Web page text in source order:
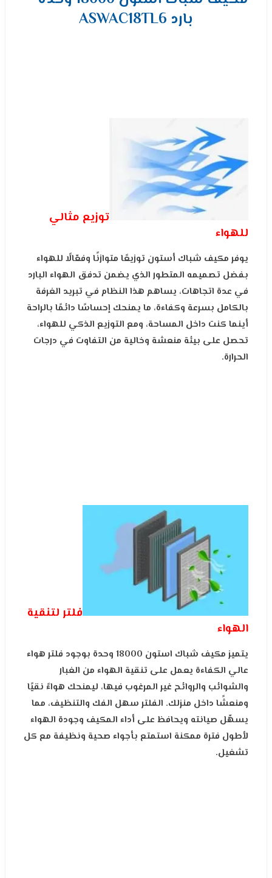
بارد ASWAC18TL6
توزيع مثالي
للهواء
يوفر مكيف شباك أستون توزيعًا متوازنًا وفعّالًا للهواء
بفضل تصميمه المتطور الذي يضمن تدفق الهواء البارد
في عدة اتجاهات، يساهم هذا النظام في تبريد الغرفة
بالكامل بسرعة وكفاءة، ما يمنحك إحساسًا دائمًا بالراحة
أينما كنت داخل المساحة، ومع التوزيع الذكي للهواء،
تحصل على بيئة منعشة وخالية من التفاوت في درجات
الحرارة.
فلتر لتنقية
الهواء
يتميز مكيف شباك استون 18000 وحدة بوجود فلتر هواء
عالي الكفاءة يعمل على تنقية الهواء من الغبار
والشوائب والروائح غير المرغوب فيها، ليمنحك هواءً نقيًا
ومنعشًا داخل منزلك. الفلتر سهل الفك والتنظيف، مما
يسهّل صيانته ويحافظ على أداء المكيف وجودة الهواء
لأطول فترة ممكنة استمتع بأجواء صحية ونظيفة مع كل
تشغيل.